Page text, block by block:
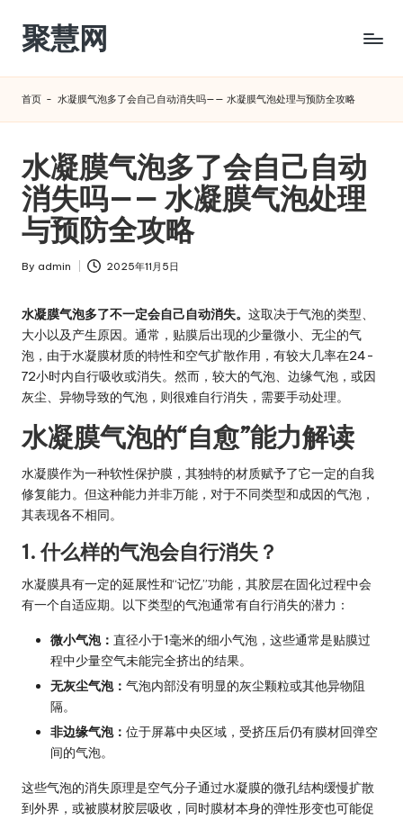
Skip
content
聚慧网
首页 - 水凝膜气泡多了会自己自动消失吗—— 水凝膜气泡处理与预防全攻略
水凝膜气泡多了会自己自动
消失吗—— 水凝膜气泡处理
与预防全攻略
Posted
By admin 2025年11月5日
水凝膜气泡多了不一定会自己自动消失。 这取决于气泡的类型、
大小以及产生原因。通常，贴膜后出现的少量微小、无尘的气
泡，由于水凝膜材质的特性和空气扩散作用， 有较大几率在24-
72小时内自行吸收或消失。然而， 较大的气泡、边缘气泡，或因
灰尘、异物导致的气泡，则很难自行消失 ，需要手动处理。
水凝膜气泡的“自愈”能力解读
水凝膜作为一种软性保护膜，其独特的材质赋予了它一定的自我
修复能力。但这种能力并非万能，对于不同类型和成因的气泡，
其表现各不相同。
1. 什么样的气泡会自行消失？
水凝膜具有一定的延展性和“记忆”功能，其胶层在固化过程中会
有一个自适应期。以下类型的气泡通常有自行消失的潜力：
微小气泡： 直径小于1毫米的细小气泡，这些通常是贴膜过
程中少量空气未能完全挤出的结果。
无灰尘气泡： 气泡内部没有明显的灰尘颗粒或其他异物阻
隔。
非边缘气泡： 位于屏幕中央区域，受挤压后仍有膜材回弹空
间的气泡。
这些气泡的消失原理是空气分子通过水凝膜的微孔结构缓慢扩散
到外界，或被膜材胶层吸收，同时膜材本身的弹性形变也可能促